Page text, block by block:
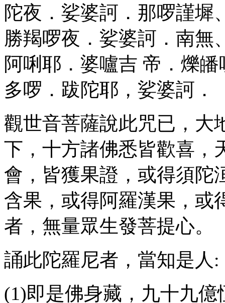
陀夜．娑婆訶．那啰謹墀
勝羯啰夜．娑婆訶．南無
阿唎耶．婆嚧吉 帝．爍
多啰．跋陀耶，娑婆訶．
觀世音菩薩說此咒已，大
下，十方諸佛悉皆歡喜，
會，皆獲果證，或得須陀
含果，或得阿羅漢果，或
者，無量眾生發菩提心。
誦此陀羅尼者，當知是人:
(1)即是佛身藏，九十九